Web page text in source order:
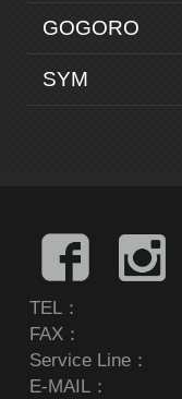
GOGORO
SYM
TEL：
FAX：
Service Line：
E-MAIL：